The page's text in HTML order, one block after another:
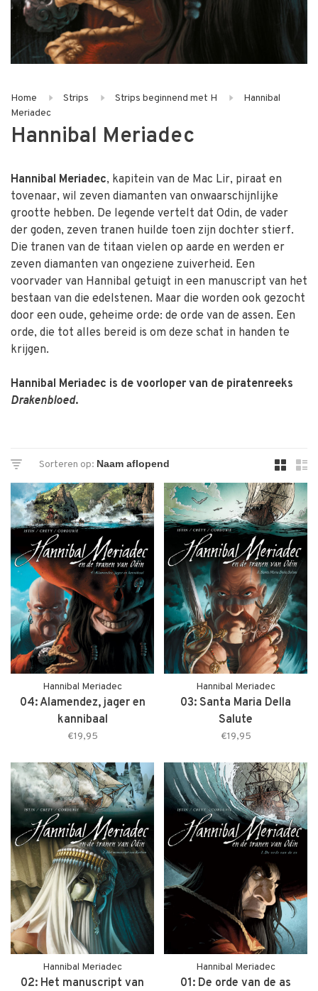
Home Strips Strips beginnend met H
Hannibal
Meriadec
Hannibal Meriadec
Hannibal Meriadec, kapitein van de Mac Lir, piraat en
tovenaar, wil zeven diamanten van onwaarschijnlijke
grootte hebben. De legende vertelt dat Odin, de vader
der goden, zeven tranen huilde toen zijn dochter stierf.
Die tranen van de titaan vielen op aarde en werden er
zeven diamanten van ongeziene zuiverheid. Een
voorvader van Hannibal getuigt in een manuscript van het
bestaan van die edelstenen. Maar die worden ook gezocht
door een oude, geheime orde: de orde van de assen. Een
orde, die tot alles bereid is om deze schat in handen te
krijgen.
Hannibal Meriadec is de voorloper van de piratenreeks
Drakenbloed.
Sorteren op:
Hannibal Meriadec
04: Alamendez, jager en
kannibaal
€19,95
Hannibal Meriadec
03: Santa Maria Della
Salute
€19,95
Hannibal Meriadec
02: Het manuscript van
Hannibal Meriadec
01: De orde van de as